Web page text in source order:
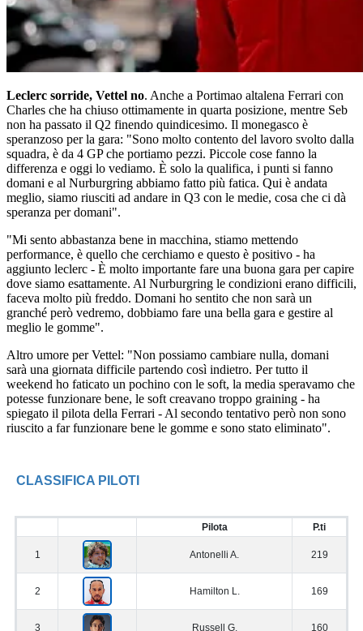
Leclerc sorride, Vettel no. Anche a Portimao altalena Ferrari con
Charles che ha chiuso ottimamente in quarta posizione, mentre Seb
non ha passato il Q2 finendo quindicesimo. Il monegasco è
speranzoso per la gara: "Sono molto contento del lavoro svolto dalla
squadra, è da 4 GP che portiamo pezzi. Piccole cose fanno la
differenza e oggi lo vediamo. È solo la qualifica, i punti si fanno
domani e al Nurburgring abbiamo fatto più fatica. Qui è andata
meglio, siamo riusciti ad andare in Q3 con le medie, cosa che ci dà
speranza per domani".
"Mi sento abbastanza bene in macchina, stiamo mettendo
performance, è quello che cerchiamo e questo è positivo - ha
aggiunto leclerc - È molto importante fare una buona gara per capire
dove siamo esattamente. Al Nurburgring le condizioni erano difficili,
faceva molto più freddo. Domani ho sentito che non sarà un
granché però vedremo, dobbiamo fare una bella gara e gestire al
meglio le gomme".
Altro umore per Vettel: "Non possiamo cambiare nulla, domani
sarà una giornata difficile partendo così indietro. Per tutto il
weekend ho faticato un pochino con le soft, la media speravamo che
potesse funzionare bene, le soft creavano troppo graining - ha
spiegato il pilota della Ferrari - Al secondo tentativo però non sono
riuscito a far funzionare bene le gomme e sono stato eliminato".